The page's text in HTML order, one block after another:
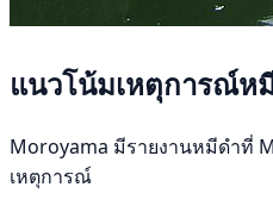
แนวโน้มเหตุการณ์ห
Moroyama มีรายงานหมีดำที่
เหตุการณ์